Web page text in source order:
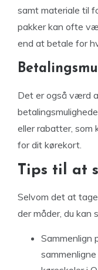
samt materiale til
pakker kan ofte
end at betale for
Det er også værd
eller rabatter, som
for dit kørekort.
Tips til at
Selvom det at
der måder, du kan
Sammenlign